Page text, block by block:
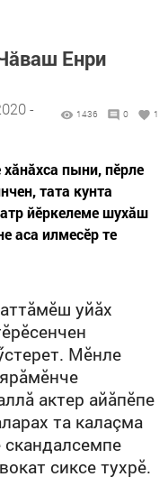
Енри
-
1436 0 1
пыни, пӗрле
тата кунта
йӗркелеме шухăш
аса илмесӗр те
уйăх
Мӗнле
актер айăпӗпе
та калаçма
скандалсемпе
сиксе тухрӗ.